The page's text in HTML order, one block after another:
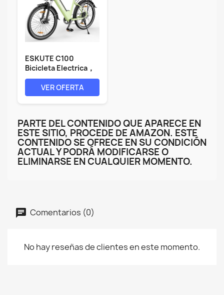
ESKUTE C100
Bicicleta Electrica，
26 Pulgadas E...
VER OFERTA
PARTE DEL CONTENIDO QUE APARECE EN
ESTE SITIO, PROCEDE DE AMAZON. ESTE
CONTENIDO SE OFRECE EN SU CONDICIÓN
ACTUAL Y PODRÁ MODIFICARSE O
ELIMINARSE EN CUALQUIER MOMENTO.
Comentarios (0)
No hay reseñas de clientes en este momento.